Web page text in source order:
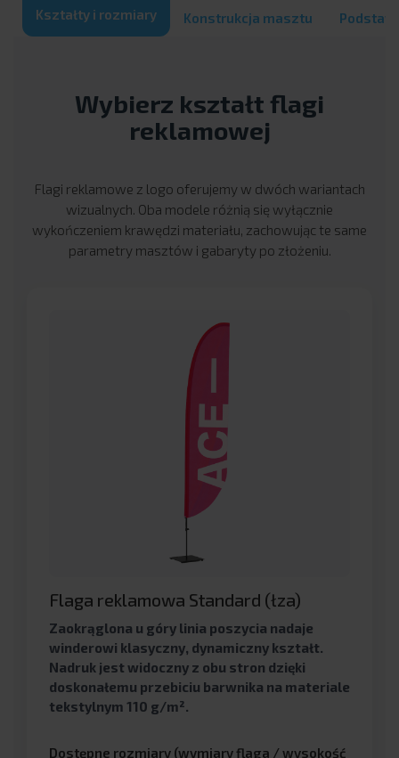
Kształty i rozmiary Konstrukcja masztu
Wybierz kształt flagi
reklamowej
Flagi reklamowe z logo oferujemy w dwóch wariantach
wizualnych. Oba modele różnią się wyłącznie
wykończeniem krawędzi materiału, zachowując te same
parametry masztów i gabaryty po złożeniu.
Flaga reklamowa Standard (łza)
Zaokrąglona u góry linia poszycia nadaje
winderowi klasyczny, dynamiczny kształt.
Nadruk jest widoczny z obu stron dzięki
doskonałemu przebiciu barwnika na materiale
tekstylnym 110 g/m².
Dostępne rozmiary (wymiary flaga / wysokość